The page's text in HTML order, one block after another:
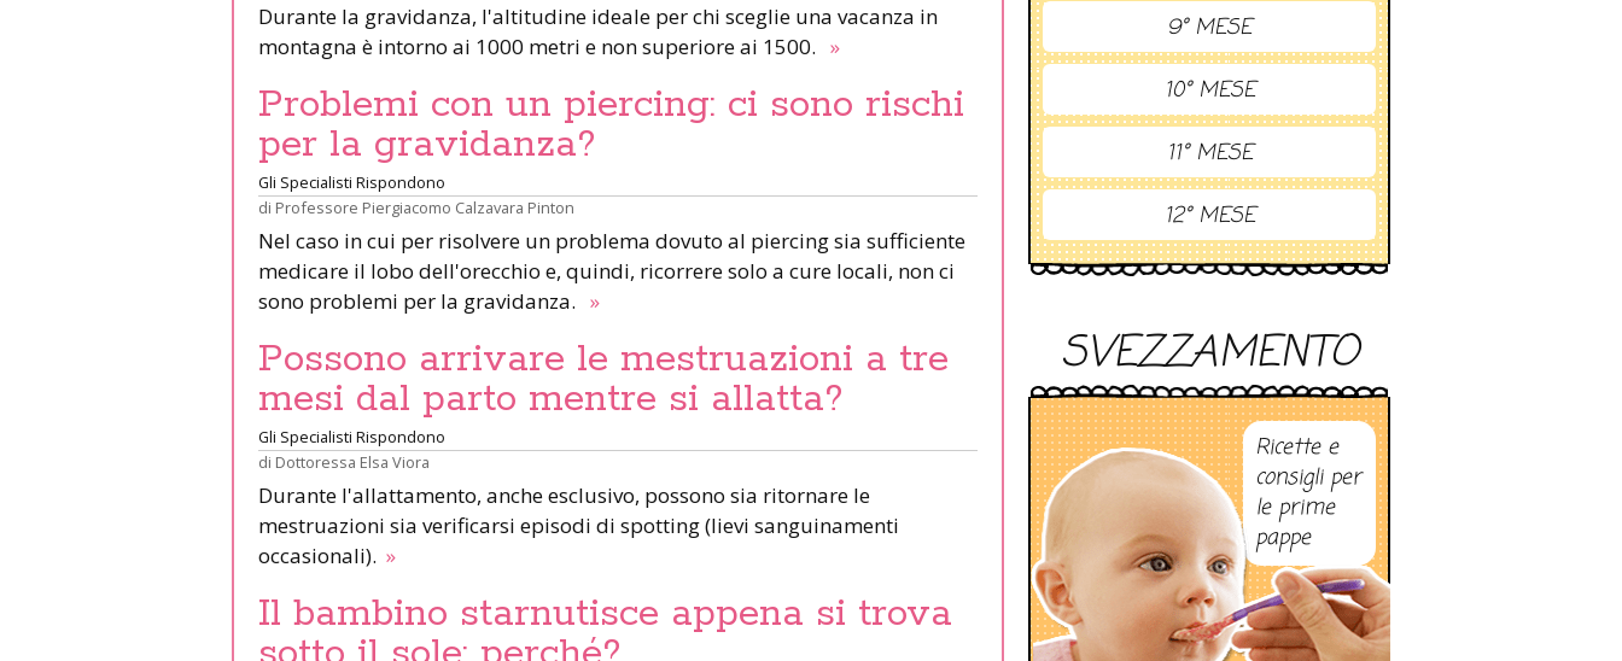
Durante la gravidanza, l'altitudine ideale per chi sceglie una vacanza in
montagna è intorno ai 1000 metri e non superiore ai 1500. »
Problemi con un piercing: ci sono rischi
per la gravidanza?
Gli Specialisti Rispondono
di Professore Piergiacomo Calzavara Pinton
Nel caso in cui per risolvere un problema dovuto al piercing sia sufficiente
medicare il lobo dell'orecchio e, quindi, ricorrere solo a cure locali, non ci
sono problemi per la gravidanza. »
Possono arrivare le mestruazioni a tre
mesi dal parto mentre si allatta?
Gli Specialisti Rispondono
di Dottoressa Elsa Viora
Durante l'allattamento, anche esclusivo, possono sia ritornare le
mestruazioni sia verificarsi episodi di spotting (lievi sanguinamenti
occasionali). »
Il bambino starnutisce appena si trova
9° MESE
10° MESE
11° MESE
12° MESE
SVEZZAMENTO
Ricette e
consigli per
le prime
pappe